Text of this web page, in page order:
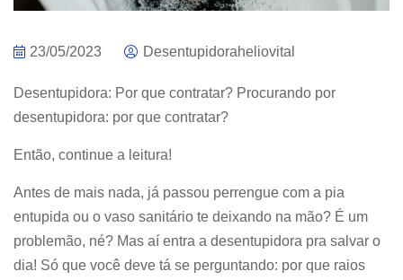
23/05/2023 Desentupidoraheliovital
Desentupidora: Por que contratar? Procurando por
desentupidora: por que contratar?
Então, continue a leitura!
Antes de mais nada, já passou perrengue com a pia
entupida ou o vaso sanitário te deixando na mão? É um
problemão, né? Mas aí entra a desentupidora pra salvar o
dia! Só que você deve tá se perguntando: por que raios